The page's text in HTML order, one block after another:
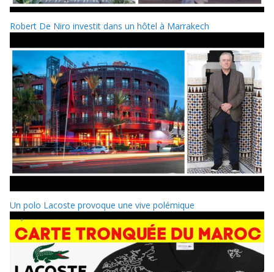
Robert De Niro investit dans un hôtel à Marrakech
Un polo Lacoste provoque une vive polémique